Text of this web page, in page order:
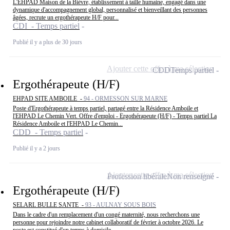
L'EHPAD Maison de la Bièvre, établissement à taille humaine, engagé dans une
dynamique d'accompagnement global, personnalisé et bienveillant des personnes
âgées, recrute un ergothérapeute H/F pour...
CDI - Temps partiel
Publié il y a plus de 30 jours
Ergothérapeute (H/F)
EHPAD SITE AMBOILE - 94 - ORMESSON SUR MARNE
Poste d'Ergothérapeute à temps partiel, partagé entre la Résidence Amboile et
l'EHPAD Le Chemin Vert. Offre d'emploi - Ergothérapeute (H/F) - Temps partiel La
Résidence Amboile et l'EHPAD Le Chemin...
CDD - Temps partiel
Publié il y a 2 jours
CDDTemps partiel
Ajouter cette offre à ma sélection
Ergothérapeute (H/F)
SELARL BULLE SANTE - 93 - AULNAY SOUS BOIS
Dans le cadre d'un remplacement d'un congé maternité, nous recherchons une
personne pour rejoindre notre cabinet collaboratif de février à octobre 2026. Le
Profession libéraleNon renseigné
Ajouter cette offre à ma sélection